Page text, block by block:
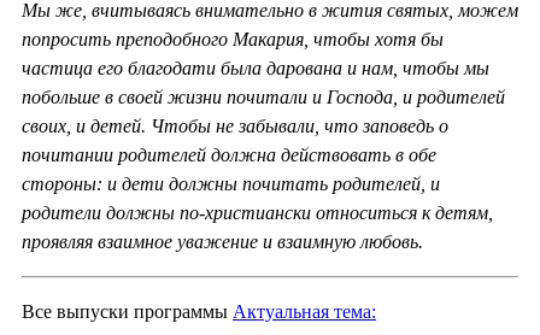
Мы же, вчитываясь внимательно в жития святых, можем
попросить преподобного Макария, чтобы хотя бы
частица его благодати была дарована и нам, чтобы мы
побольше в своей жизни почитали и Господа, и родителей
своих, и детей. Чтобы не забывали, что заповедь о
почитании родителей должна действовать в обе
стороны: и дети должны почитать родителей, и
родители должны по-христиански относиться к детям,
проявляя взаимное уважение и взаимную любовь.
Все выпуски программы Актуальная тема: